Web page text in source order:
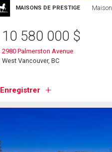
MAISONS DE PRESTIGE Maison
10 580 000 $
2980 Palmerston Avenue
West Vancouver, BC
Enregistrer